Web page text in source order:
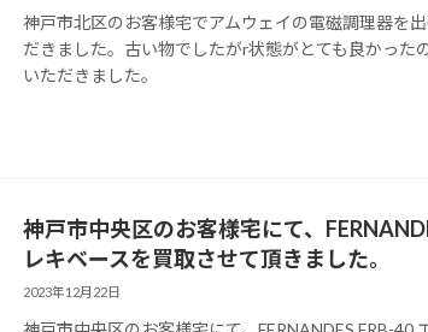
神戸市北区のお客様宅でアムウェイの電磁調理器を
だきました。古い物でしたがr状態がとても良かった
いただきました。
神戸市中央区のお客様宅にて、
レキベースを買取させて頂きました。
2023年12月22日